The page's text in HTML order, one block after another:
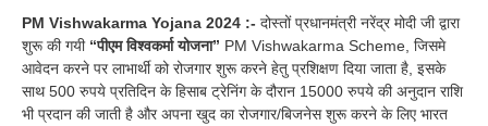
PM Vishwakarma Yojana 2024 :- दोस्तों प्रधानमंत्री नरेंद्र मोदी जी द्वारा
शुरू की गयी “पीएम विश्वकर्मा योजना” PM Vishwakarma Scheme, जिसमे
आवेदन करने पर लाभार्थी को रोजगार शुरू करने हेतु प्रशिक्षण दिया जाता है, इसके
साथ 500 रुपये प्रतिदिन के हिसाब ट्रेनिंग के दौरान 15000 रुपये की अनुदान राशि
भी प्रदान की जाती है और अपना खुद का रोजगार/बिजनेस शुरू करने के लिए भारत